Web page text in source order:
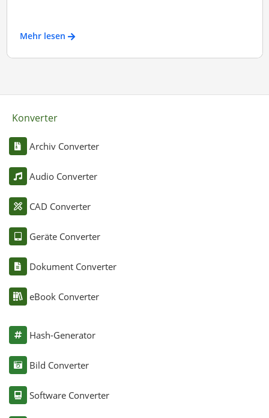
Mehr lesen
Konverter
Archiv Converter
Audio Converter
CAD Converter
Geräte Converter
Dokument Converter
eBook Converter
Hash-Generator
Bild Converter
Software Converter